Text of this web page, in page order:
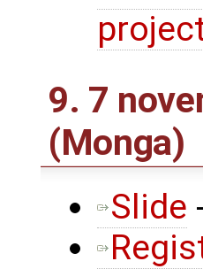
9. 7
(Monga)
Slide